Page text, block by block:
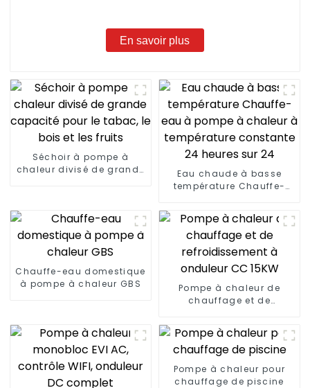
En savoir plus
Séchoir à pompe à
chaleur divisé de grande
Eau chaude à basse
température Chauffe-
température constante
24 heures sur 24
Chauffe-eau domestique
à pompe à chaleur GBS
Pompe à chaleur de
chauffage et de
onduleur CC 15KW
Pompe à chaleur pour
chauffage de piscine